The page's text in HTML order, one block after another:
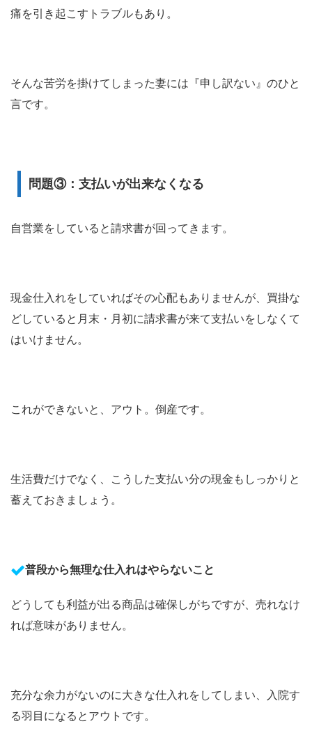
痛を引き起こすトラブルもあり。
そんな苦労を掛けてしまった妻には『申し訳ない』のひと
言です。
問題③：支払いが出来なくなる
自営業をしていると請求書が回ってきます。
現金仕入れをしていればその心配もありませんが、買掛な
どしていると月末・月初に請求書が来て支払いをしなくて
はいけません。
これができないと、アウト。倒産です。
生活費だけでなく、こうした支払い分の現金もしっかりと
蓄えておきましょう。
普段から無理な仕入れはやらないこと
どうしても利益が出る商品は確保しがちですが、売れなけ
れば意味がありません。
充分な余力がないのに大きな仕入れをしてしまい、入院す
る羽目になるとアウトです。